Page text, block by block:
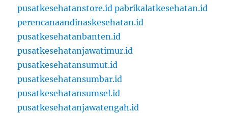
pusatkesehatanstore.id pabrikalatkesehatan.id
perencanaandinaskesehatan.id
pusatkesehatanbanten.id
pusatkesehatanjawatimur.id
pusatkesehatansumut.id
pusatkesehatansumbar.id
pusatkesehatansumsel.id
pusatkesehatanjawatengah.id